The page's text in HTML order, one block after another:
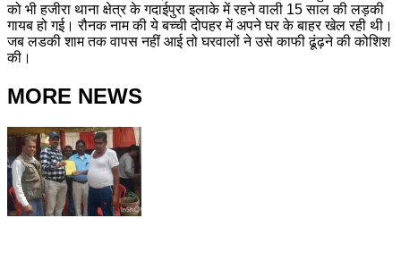
को भी हजीरा थाना क्षेत्र के गदाईपुरा इलाके में रहने वाली 15 साल की लड़की
गायब हो गई। रौनक नाम की ये बच्ची दोपहर में अपने घर के बाहर खेल रही थी।
जब लडकी शाम तक वापस नहीं आई तो घरवालों ने उसे काफी ढूंढ़ने की कोशिश
की।
MORE NEWS